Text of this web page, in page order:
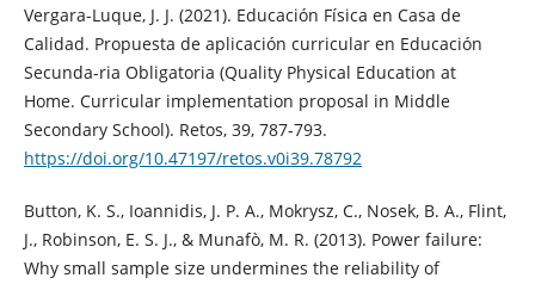
Vergara-Luque, J. J. (2021). Educación Física en Casa de
Calidad. Propuesta de aplicación curricular en Educación
Secunda-ria Obligatoria (Quality Physical Education at
Home. Curricular implementation proposal in Middle
Secondary School). Retos, 39, 787-793.
https://doi.org/10.47197/retos.v0i39.78792
Button, K. S., Ioannidis, J. P. A., Mokrysz, C., Nosek, B. A., Flint,
J., Robinson, E. S. J., & Munafò, M. R. (2013). Power failure:
Why small sample size undermines the reliability of